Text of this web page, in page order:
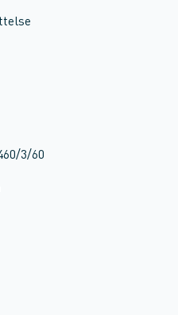
3/60